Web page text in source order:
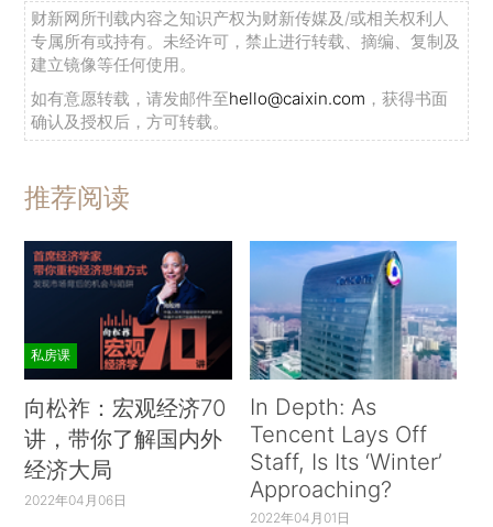
财新网所刊载内容之知识产权为财新传媒及/或相关权利人
专属所有或持有。未经许可，禁止进行转载、摘编、复制及
建立镜像等任何使用。
如有意愿转载，请发邮件至hello@caixin.com ，获得书面
确认及授权后，方可转载。
推荐阅读
私房课
向松祚：宏观经济70
讲，带你了解国内外
经济大局
2022年04月06日
In Depth: As
Tencent Lays Off
Staff, Is Its ‘Winter’
Approaching?
2022年04月01日